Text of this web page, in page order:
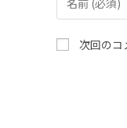
次回のコ